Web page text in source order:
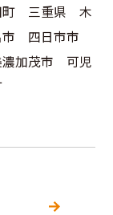
町 三重県 木
四日市市
加茂市 可児